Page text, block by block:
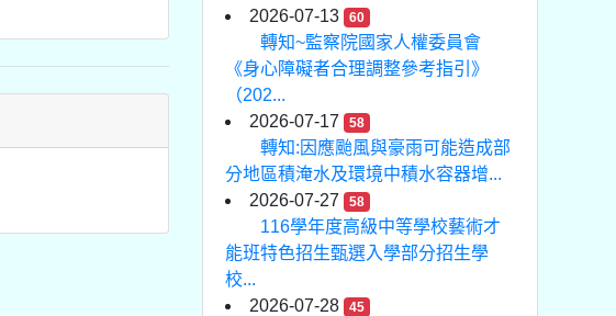
2026-07-13
60
轉知~監察院國家人權委員會
《身心障礙者合理調整參考指引》
（202...
2026-07-17
58
轉知:因應颱風與豪雨可能造成部
分地區積淹水及環境中積水容器增...
2026-07-27
58
116學年度高級中等學校藝術才
能班特色招生甄選入學部分招生學
校...
2026-07-28
45